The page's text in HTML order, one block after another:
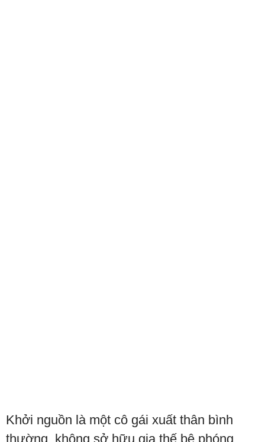
Khởi nguồn là một cô gái xuất thân bình
thường, không sở hữu gia thế bệ phóng,